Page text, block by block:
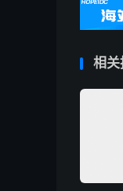
无论
相关